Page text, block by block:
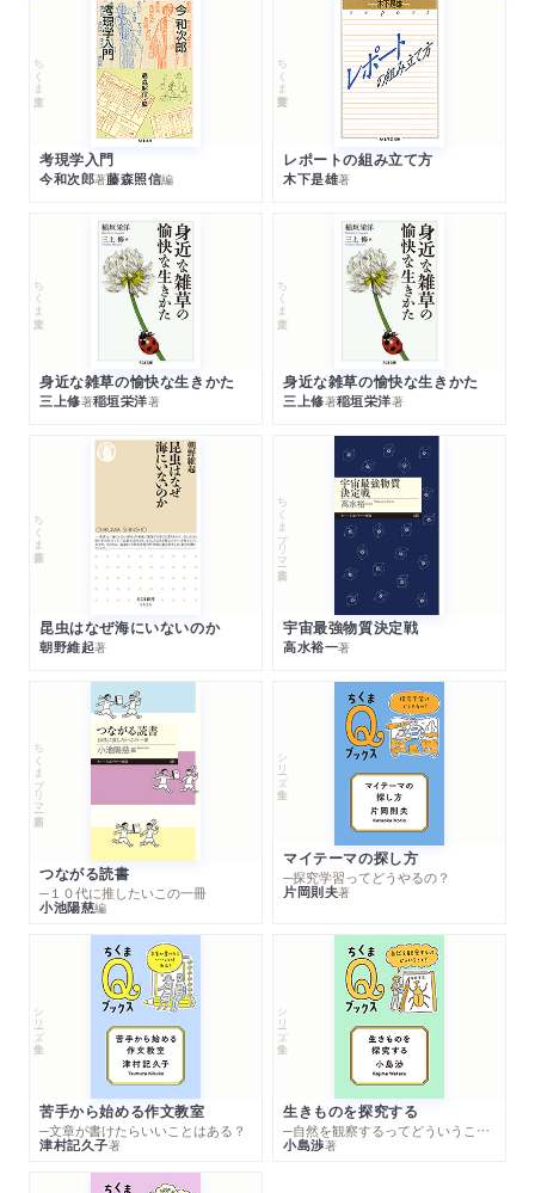
ちくま文庫
考現学入門
今和次郎著藤森照信編
ちくま学芸文庫
レポートの組み立て方
木下是雄著
ちくま文庫
身近な雑草の愉快な生きかた
三上修著稲垣栄洋著
ちくま文庫
身近な雑草の愉快な生きかた
三上修著稲垣栄洋著
ちくま新書
昆虫はなぜ海にいないのか
朝野維起著
ちくまプリマー新書
宇宙最強物質決定戦
高水裕一著
ちくまプリマー新書
つながる読書
─１０代に推したいこの一冊
小池陽慈編
シリーズ・全集
マイテーマの探し方
─探究学習ってどうやるの？
片岡則夫著
シリーズ・全集
苦手から始める作文教室
─文章が書けたらいいことはある？
津村記久子著
シリーズ・全集
生きものを探究する
─自然を観察するってどういうこと？
小島渉著